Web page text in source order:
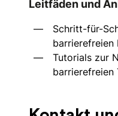
Leitfäden und
Schritt-für-
barrierefreien
Tutorials zur
barrierefreien